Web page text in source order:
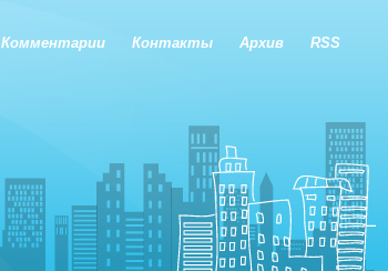
Комментарии Контакты Архив RSS